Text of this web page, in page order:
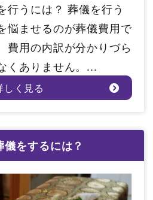
行うには？ 葬儀を行う
悩ませるのが葬儀費用で
費用の内訳が分かりづら
くありません。...
しく見る
をするには？